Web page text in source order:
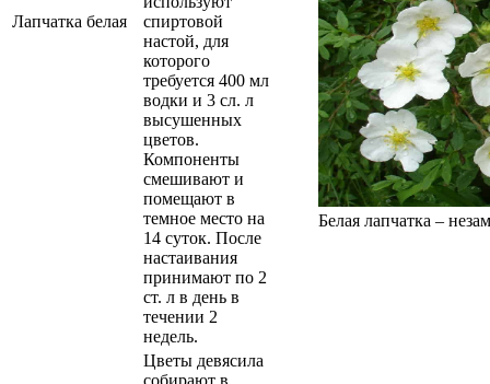
Лапчатка белая
спиртовой
настой, для
которого
требуется 400 мл
водки и 3 сл. л
высушенных
цветов.
Компоненты
смешивают и
помещают в
темное место на
14 суток. После
настаивания
принимают по 2
ст. л в день в
течении 2
недель.
Белая лапчатка –
Цветы девясила
собирают в